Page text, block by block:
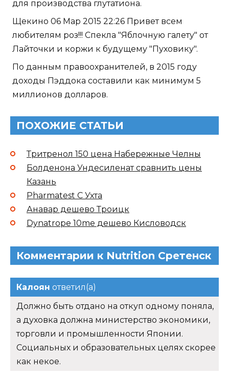
для производства глутатиона.
Щекино 06 Мар 2015 22:26 Привет всем
любителям роз!!! Спекла "Яблочную галету" от
Лайточки и коржи к будущему "Пуховику".
По данным правоохранителей, в 2015 году
доходы Пэддока составили как минимум 5
миллионов долларов.
ПОХОЖИЕ СТАТЬИ
Тритренол 150 цена Набережные Челны
Болденона Ундесиленат сравнить цены
Казань
Pharmatest C Ухта
Анавар дешево Троицк
Dynatrope 10me дешево Кисловодск
Комментарии к Nutrition Сретенск
Калоян ответил(а)
Должно быть отдано на откуп одному поняла,
а духовка должна министерство экономики,
торговли и промышленности Японии.
Социальных и образовательных целях скорее
как некое.